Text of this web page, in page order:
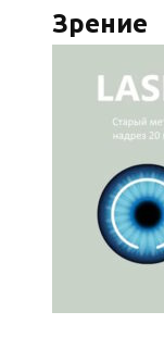
Зрение